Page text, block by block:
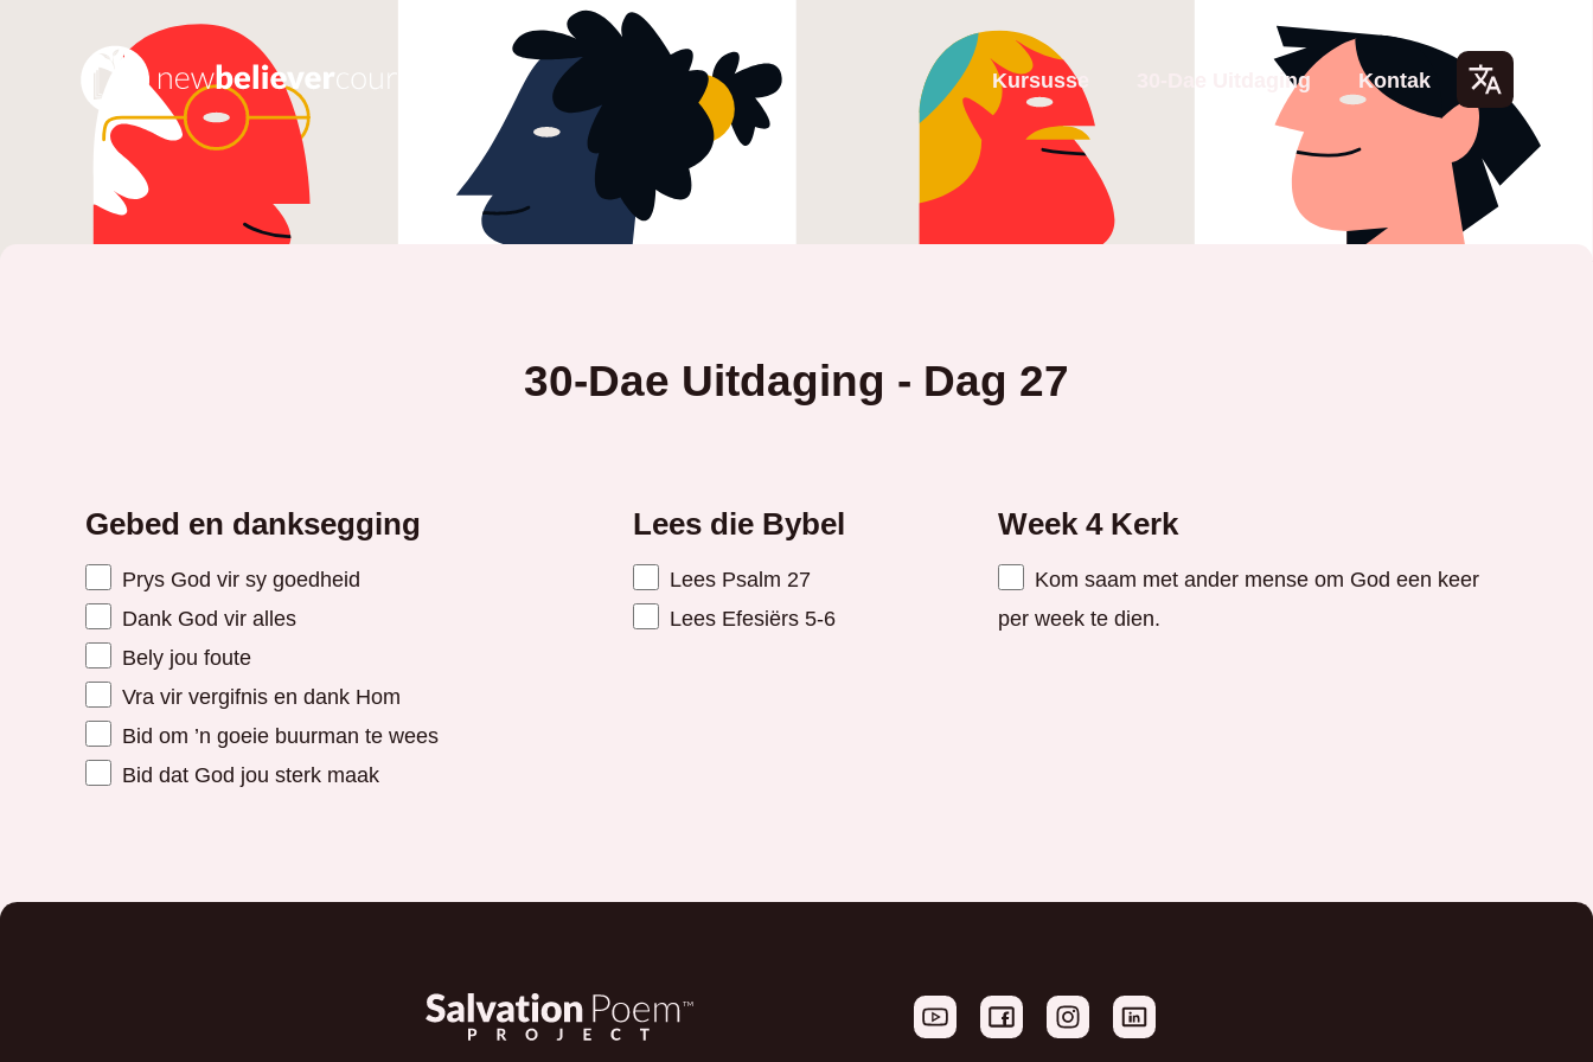
Lang
uage
Kursusse 30-Dae Uitdaging Kontak
30-Dae Uitdaging - Dag 27
Gebed en danksegging
Prys God vir sy goedheid
Dank God vir alles
Bely jou foute
Vra vir vergifnis en dank Hom
Bid om ’n goeie buurman te wees
Bid dat God jou sterk maak
Lees die Bybel
Lees Psalm 27
Lees Efesiërs 5-6
Week 4 Kerk
Kom saam met ander mense om God een keer
per week te dien.